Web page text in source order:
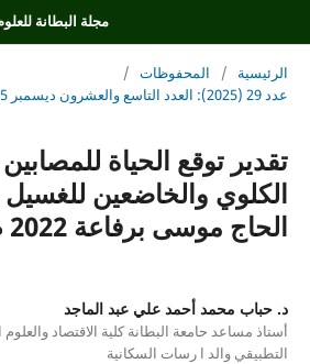
مجلة البطانة
الرئيسية / المحفوظات /
عدد 29 (2025): العدد التاسع والعشرون ديسمبر 2025
تقدير توقع الحياة
الكلوي والخاضعين
الحاج موسى برفاعة 2022 م - السودان
د. حباب محمد أحمد علي عبد الماجد
أستاذ مساعد حامعة البطانة كلية الاقتصاد
التطبيقي والد ا رسات السكانية